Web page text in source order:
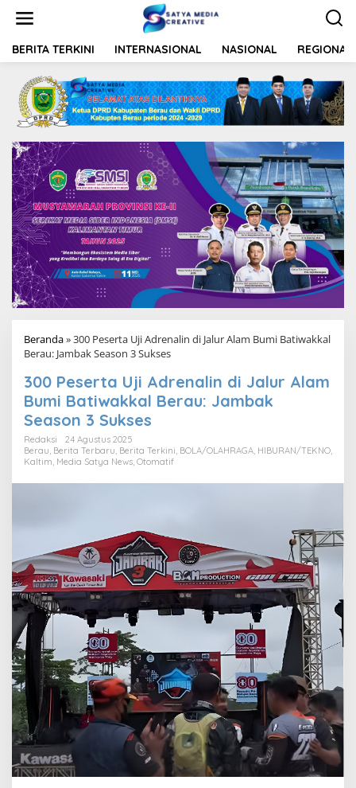
t
BERITA TERKINI INTERNASIONAL NASIONAL REGIONAL
Beranda»300 Peserta Uji Adrenalin di Jalur Alam Bumi Batiwakkal
Berau: Jambak Season 3 Sukses
300 Peserta Uji Adrenalin di Jalur Alam
Bumi Batiwakkal Berau: Jambak
Season 3 Sukses
Redaksi
24 Agustus 2025
Berau Berita Terbaru Berita Terkini BOLA/OLAHRAGA HIBURAN/TEKNO
Kaltim Media Satya News Otomatif